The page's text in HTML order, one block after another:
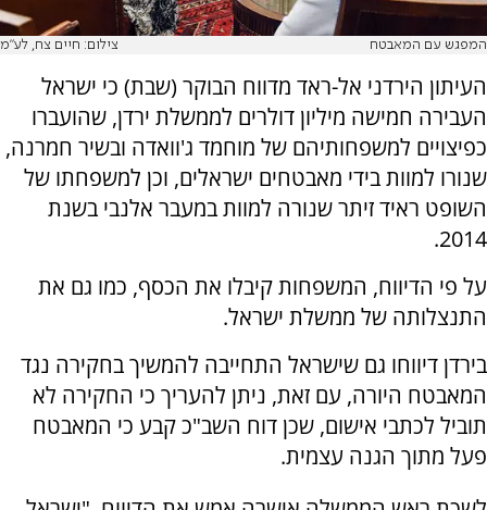
המפגש עם המאבטח צילום: חיים צח, לע"מ
העיתון הירדני אל-ראד מדווח הבוקר (שבת) כי ישראל
העבירה חמישה מיליון דולרים לממשלת ירדן, שהועברו
כפיצויים למשפחותיהם של מוחמד ג'וואדה ובשיר חמרנה,
שנורו למוות בידי מאבטחים ישראלים, וכן למשפחתו של
השופט ראיד זיתר שנורה למוות במעבר אלנבי בשנת
2014.
על פי הדיווח, המשפחות קיבלו את הכסף, כמו גם את
התנצלותה של ממשלת ישראל.
בירדן דיווחו גם שישראל התחייבה להמשיך בחקירה נגד
המאבטח היורה, עם זאת, ניתן להעריך כי החקירה לא
תוביל לכתבי אישום, שכן דוח השב"כ קבע כי המאבטח
פעל מתוך הגנה עצמית.